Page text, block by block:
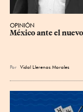
OPINIÓN
México ante el
Por Vidal Llerenas Morales